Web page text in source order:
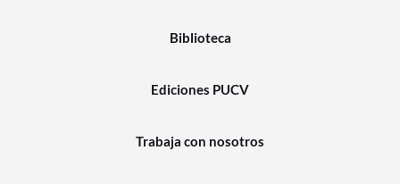
Biblioteca
Ediciones PUCV
Trabaja con nosotros